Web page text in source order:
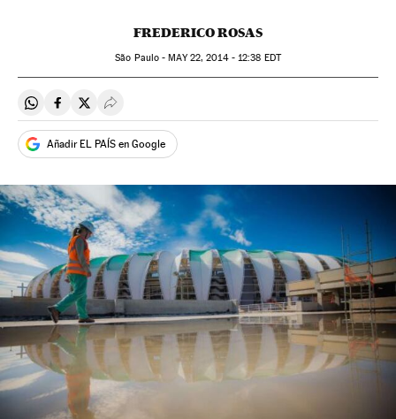
FREDERICO ROSAS
São Paulo -MAY22, 2014 - 12:38 EDT
Compartir en Whatsapp
Compartir en Facebook
Compartir en Twitter
Desplegar Redes Sociales
Añadir EL PAÍS en Google